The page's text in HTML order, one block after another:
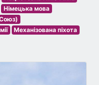
Німецька мова
Механізована піхота